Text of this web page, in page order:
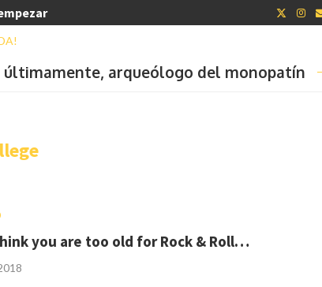
últimamente, arqueólogo del monopatín
you are too old for Rock & Roll…